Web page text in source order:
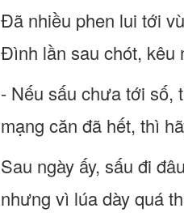
Đã nhiều phen lui tới
Đình lần sau chót, kêu
- Nếu sấu chưa tới số,
mạng căn đã hết, thì
Sau ngày ấy, sấu đi
nhưng vì lúa dày quá